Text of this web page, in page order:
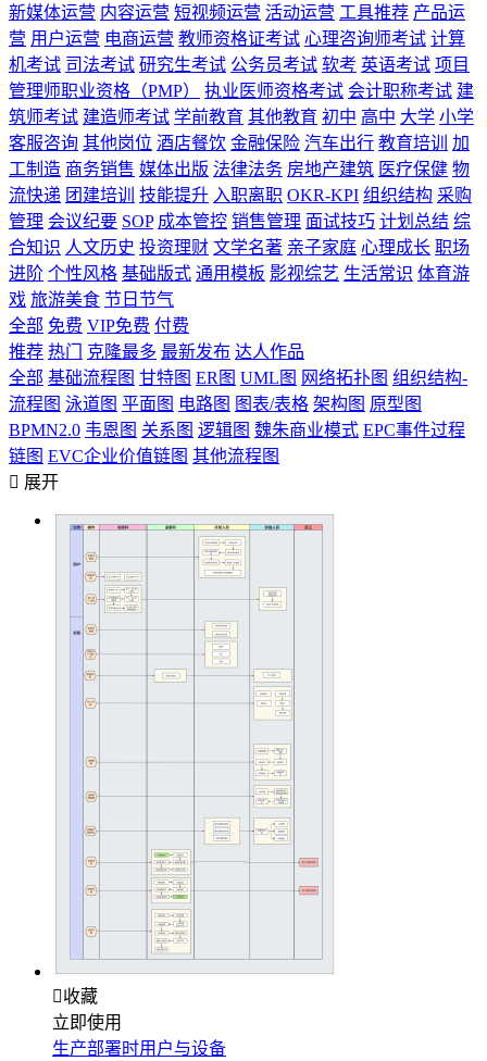
新媒体运营 内容运营 短视频运营 活动运营 工具推荐 产品运
营 用户运营 电商运营 教师资格证考试 心理咨询师考试 计算
机考试 司法考试 研究生考试 公务员考试 软考 英语考试 项目
管理师职业资格（PMP）
执业医师资格考试 会计职称考试 建
筑师考试 建造师考试 学前教育 其他教育 初中 高中 大学 小学
客服咨询 其他岗位 酒店餐饮 金融保险 汽车出行 教育培训
加
工制造 商务销售 媒体出版 法律法务 房地产建筑 医疗保健 物
流快递 团建培训 技能提升 入职离职 OKR-KPI 组织结构 采购
管理 会议纪要 SOP 成本管控 销售管理 面试技巧 计划总结 综
合知识 人文历史 投资理财 文学名著 亲子家庭 心理成长 职场
进阶 个性风格 基础版式 通用模板 影视综艺 生活常识 体育游
戏 旅游美食 节日节气
全部 免费 VIP免费 付费
推荐 热门 克隆最多 最新发布 达人作品
全部 基础流程图 甘特图 ER图 UML图 网络拓扑图 组织结构-
流程图 泳道图 平面图 电路图 图表/表格 架构图 原型图
BPMN2.0 韦恩图 关系图 逻辑图 魏朱商业模式 EPC事件过程
链图 EVC企业价值链图 其他流程图
 展开
收藏
立即使用
生产部署时用户与设备